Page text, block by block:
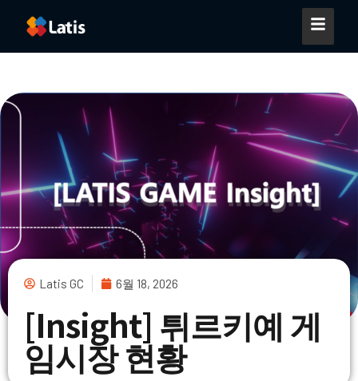
Latis GC 6월 18, 2026
[Insight] 튀르키예 게
임시장 현황